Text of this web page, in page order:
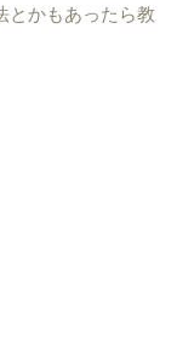
とかもあったら教